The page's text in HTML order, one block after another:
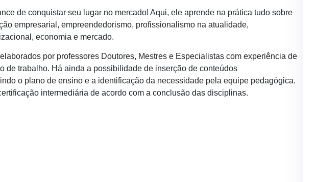
de conquistar seu lugar no mercado! Aqui, ele aprende na prática tudo sobre
empresarial, empreendedorismo, profissionalismo na atualidade,
economia e mercado.
por professores Doutores, Mestres e Especialistas com experiência de
de trabalho. Há ainda a possibilidade de inserção de conteúdos
o plano de ensino e a identificação da necessidade pela equipe pedagógica.
intermediária de acordo com a conclusão das disciplinas.